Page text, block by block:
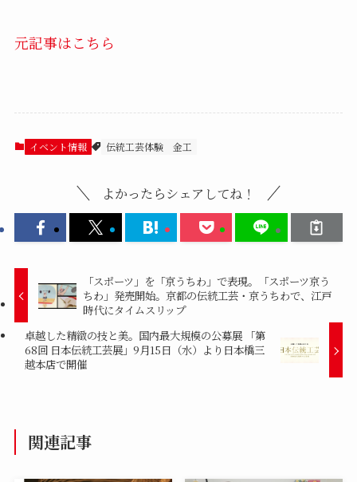
元記事はこちら
イベント情報 伝統工芸体験 金工
よかったらシェアしてね！
「スポーツ」を「京うちわ」で表現。「スポーツ京う
ちわ」発売開始。京都の伝統工芸・京うちわで、江戸
時代にタイムスリップ
卓越した精緻の技と美。国内最大規模の公募展 「第
68回 日本伝統工芸展」9月15日（水）より日本橋三
越本店で開催
関連記事